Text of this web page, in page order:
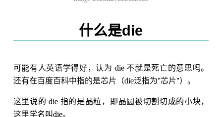
什么是die
可能有人英语学得好，认为 die 不就是死亡的意思吗。
还有在百度百科中指的是芯片（die泛指为“芯片”）。
这里说的 die 指的是晶粒，即晶圆被切割切成的小块，
这里学名叫die。